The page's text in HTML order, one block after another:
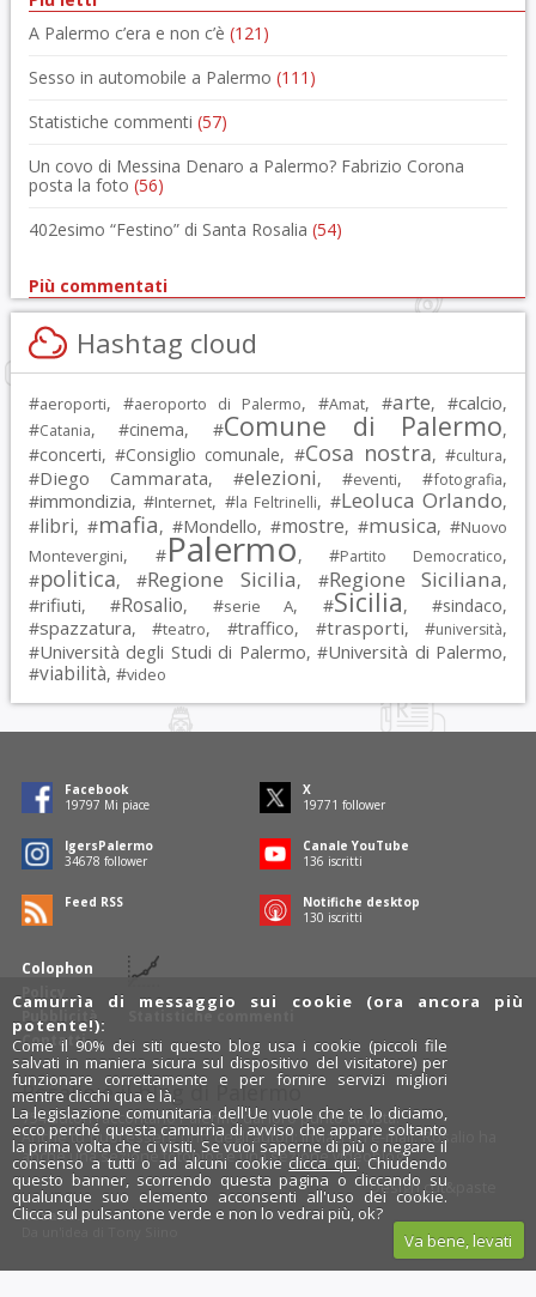
A Palermo c’era e non c’è (121)
Sesso in automobile a Palermo (111)
Statistiche commenti (57)
Un covo di Messina Denaro a Palermo? Fabrizio Corona
posta la foto (56)
402esimo “Festino” di Santa Rosalia (54)
Più commentati
Hashtag cloud
#aeroporti, #aeroporto di Palermo, #Amat, #arte, #calcio,
#Catania, #cinema, #Comune di Palermo,
#concerti, #Consiglio comunale, #Cosa nostra, #cultura,
#Diego Cammarata, #elezioni, #eventi, #fotografia,
#immondizia, #Internet, #la Feltrinelli, #Leoluca Orlando,
#libri, #mafia, #Mondello, #mostre, #musica, #Nuovo
Montevergini, #Palermo, #Partito Democratico,
#politica, #Regione Sicilia, #Regione Siciliana,
#rifiuti, #Rosalio, #serie A, #Sicilia, #sindaco,
#spazzatura, #teatro, #traffico, #trasporti, #università,
#Università degli Studi di Palermo, #Università di Palermo,
#viabilità, #video
Colophon
Policy
Pubblicità
Contatti
Statistiche commenti
Facebook
19797 Mi piace
X
19771 follower
IgersPalermo
34678 follower
Canale YouTube
136 iscritti
Feed RSS
Notifiche desktop
130 iscritti
Rosalio è il blog di Palermo
754 autoriraccontano Palermo dal loro punto di vista.
Anche tu puoi essere uno degli autori: inviaci un'e-mail. Rosalio ha
anche una sezionefotobloge una sezionevideoblog.
Designcut&paste
Rosalio.it
x
Instagram
Camurrìa di messaggio sui cookie (ora ancora più
potente!):
Come il 90% dei siti questo blog usa i cookie (piccoli file
salvati in maniera sicura sul dispositivo del visitatore) per
funzionare correttamente e per fornire servizi migliori
mentre clicchi qua e là.
La legislazione comunitaria dell'Ue vuole che te lo diciamo,
ecco perché questa camurrìa di avviso che appare soltanto
la prima volta che ci visiti. Se vuoi saperne di più o negare il
consenso a tutti o ad alcuni cookie clicca qui. Chiudendo
questo banner, scorrendo questa pagina o cliccando su
qualunque suo elemento acconsenti all'uso dei cookie.
Clicca sul pulsantone verde e non lo vedrai più, ok?
Va bene, levati